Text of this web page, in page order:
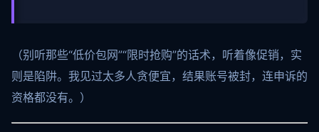
（别听那些“低价包网”“限时抢购”的话术，听着像促销，实
则是陷阱。我见过太多人贪便宜，结果账号被封，连申诉的
资格都没有。）